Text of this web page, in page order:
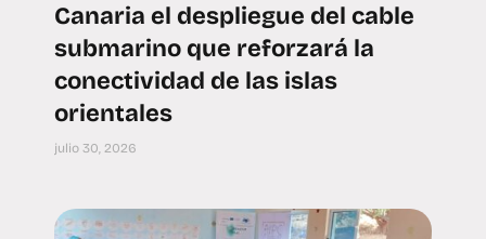
Canaria el despliegue del cable
submarino que reforzará la
conectividad de las islas
orientales
julio 30, 2026